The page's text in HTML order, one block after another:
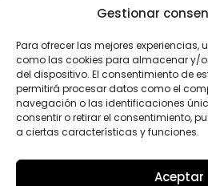
Gestionar
Para ofrecer las mejores
como las cookies para almacenar y/
del dispositivo. El consentimiento de
permitirá procesar datos como el
navegación o las identificaciones
consentir o retirar el consentimiento,
a ciertas características y funciones.
Aceptar
Productos